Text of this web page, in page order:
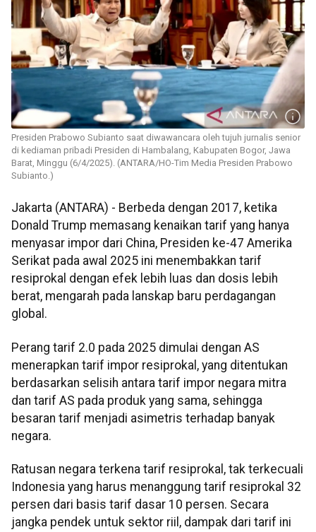
Presiden Prabowo Subianto saat diwawancara oleh tujuh jurnalis senior
di kediaman pribadi Presiden di Hambalang, Kabupaten Bogor, Jawa
Barat, Minggu (6/4/2025). (ANTARA/HO-Tim Media Presiden Prabowo
Subianto.)
Jakarta (ANTARA) - Berbeda dengan 2017, ketika
Donald Trump memasang kenaikan tarif yang hanya
menyasar impor dari China, Presiden ke-47 Amerika
Serikat pada awal 2025 ini menembakkan tarif
resiprokal dengan efek lebih luas dan dosis lebih
berat, mengarah pada lanskap baru perdagangan
global.
Perang tarif 2.0 pada 2025 dimulai dengan AS
menerapkan tarif impor resiprokal, yang ditentukan
berdasarkan selisih antara tarif impor negara mitra
dan tarif AS pada produk yang sama, sehingga
besaran tarif menjadi asimetris terhadap banyak
negara.
Ratusan negara terkena tarif resiprokal, tak terkecuali
Indonesia yang harus menanggung tarif resiprokal 32
persen dari basis tarif dasar 10 persen. Secara
jangka pendek untuk sektor riil, dampak dari tarif ini